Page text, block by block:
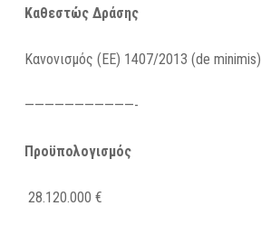
Καθεστώς Δράσης
Κανονισμός (ΕΕ) 1407/2013 (de minimis)
———————————-
Προϋπολογισμός
28.120.000 €